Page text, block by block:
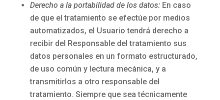
Derecho a la portabilidad de los datos:En caso
de que el tratamiento se efectúe por medios
automatizados, el Usuario tendrá derecho a
recibir del Responsable del tratamiento sus
datos personales en un formato estructurado,
de uso común y lectura mecánica, y a
transmitirlos a otro responsable del
tratamiento. Siempre que sea técnicamente